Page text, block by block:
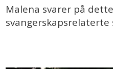
Malena svarer på
svangerskapsrelaterte